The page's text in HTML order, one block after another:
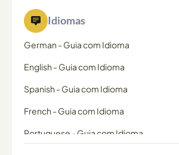
Idiomas
German - Guia com Idioma
English - Guia com Idioma
Spanish - Guia com Idioma
French - Guia com Idioma
Portuguese - Guia com Idioma